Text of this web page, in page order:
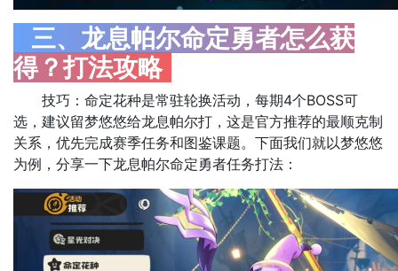
三、龙息帕尔命定勇者怎么获
得？打法攻略
技巧：命定花种是常驻轮换活动，每期4个BOSS可
选，建议留梦悠悠给龙息帕尔打，这是官方推荐的最顺克制
关系，优先完成赛季任务和图鉴课题。下面我们就以梦悠悠
为例，分享一下龙息帕尔命定勇者任务打法：